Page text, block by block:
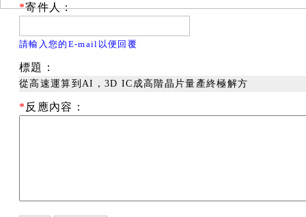
*寄件人：
請輸入您的E-mail以便回覆
標題：
從高速運算到AI，3D IC成高階晶片量產終極解方
* 反應內容：